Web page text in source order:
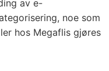
av e-
noe som
hos Megaflis gjøres